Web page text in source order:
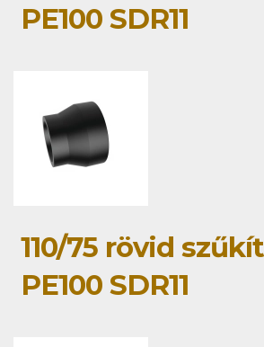
PE100 SDR11
110/75 rövid
PE100 SDR11